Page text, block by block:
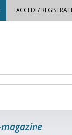
ACCEDI / REGISTRATI
magazine